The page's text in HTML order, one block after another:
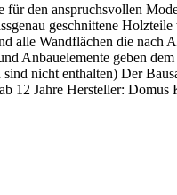
für den anspruchsvollen
geschnittene
alle Wandflächen die nach
Anbauelemente geben
nicht enthalten) Der
12 Jahre Hersteller: